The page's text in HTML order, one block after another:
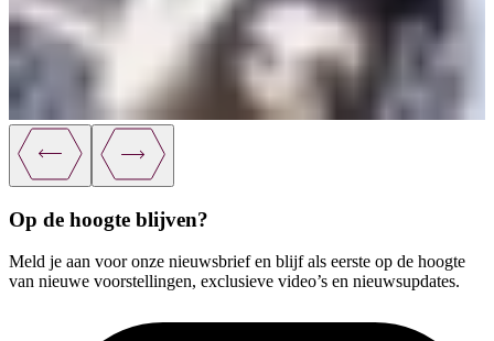
Op de hoogte blijven?
Meld je aan voor onze nieuwsbrief en blijf als eerste op de hoogte
van nieuwe voorstellingen, exclusieve video’s en nieuwsupdates.